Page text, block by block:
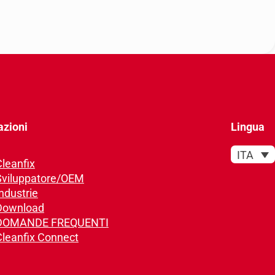
OEM
FREQUENTI
Connect
Lingua
ITA